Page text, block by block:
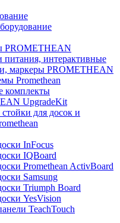
PROMETHEAN
питания, интерактивные
маркеры PROMETHEAN
Promethean
комплекты
UpgradeKit
для досок и
InFocus
IQBoard
Promethean ActivBoard
Samsung
Triumph Board
YesVision
TeachTouch